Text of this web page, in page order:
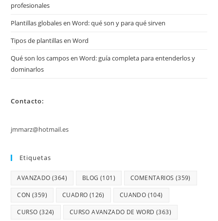
profesionales
Plantillas globales en Word: qué son y para qué sirven
Tipos de plantillas en Word
Qué son los campos en Word: guía completa para entenderlos y
dominarlos
Contacto:
jmmarz@hotmail.es
Etiquetas
AVANZADO (364) BLOG (101) COMENTARIOS (359)
CON (359) CUADRO (126) CUANDO (104)
CURSO (324) CURSO AVANZADO DE WORD (363)